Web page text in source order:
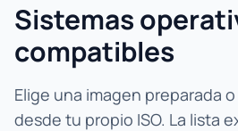
Sistemas
compatibles
Elige una imagen preparada
desde tu propio ISO. La lista